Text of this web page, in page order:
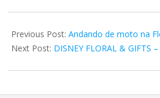
08-
19
Previous Post: Andando de moto na
Next Post: DISNEY FLORAL & GIFTS